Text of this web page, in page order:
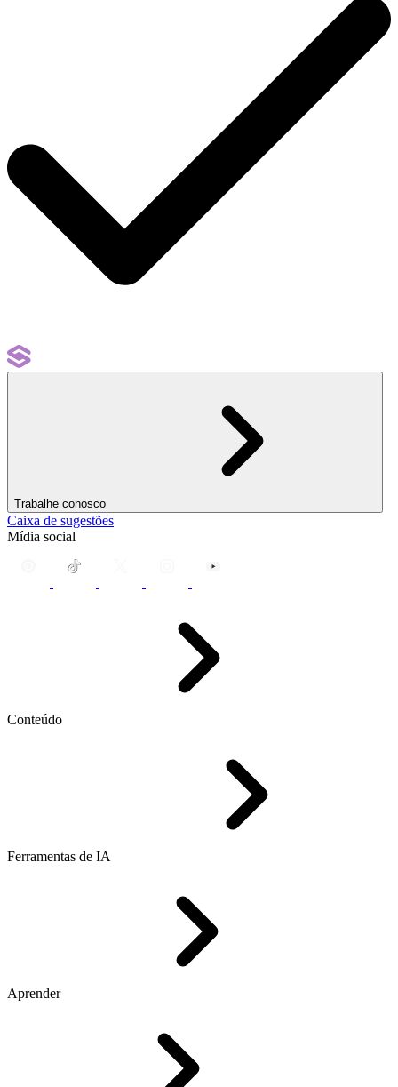
Trabalhe conosco
Caixa de sugestões
Mídia social
Conteúdo
Ferramentas de IA
Aprender